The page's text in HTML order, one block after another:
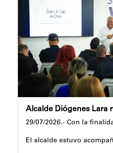
29/07/2026.- Con la
El alcalde estuvo